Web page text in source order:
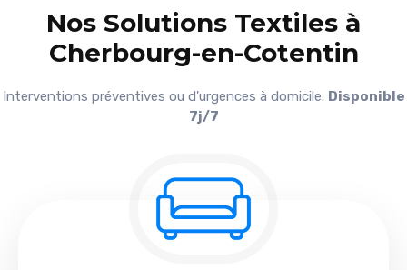
Nos Solutions Textiles à
Cherbourg-en-Cotentin
Interventions préventives ou d'urgences à domicile. Disponible
7j/7